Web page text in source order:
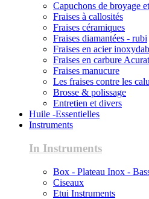
Capuchons de broyage
Fraises à callosités
Fraises céramiques
Fraises diamantées - rubi
Fraises en acier
Fraises en carbure
Fraises manucure
Les fraises contre les
Brosse & polissage
Entretien et divers
Huile -Essentielles
Instruments
In Instruments
Box - Plateau Inox -
Ciseaux
Etui Instruments